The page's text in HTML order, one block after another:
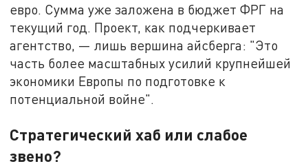
евро. Сумма уже заложена в бюджет ФРГ на
текущий год. Проект, как подчеркивает
агентство, — лишь вершина айсберга: "Это
часть более масштабных усилий крупнейшей
экономики Европы по подготовке к
потенциальной войне".
Стратегический хаб или слабое
звено?